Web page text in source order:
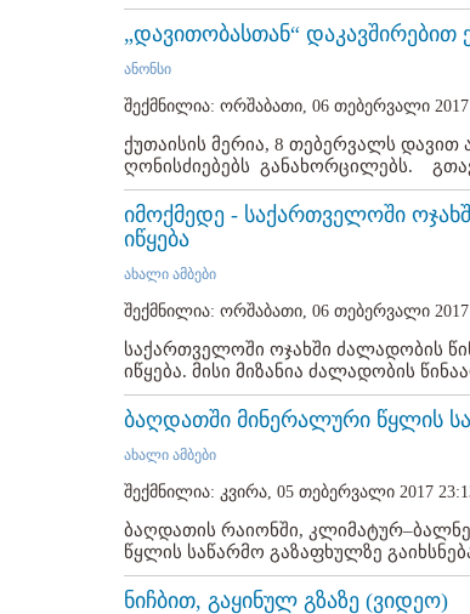
„დავითობასთან“ დაკავშირებით
ანონსი
შექმნილია: ორშაბათი, 06 თებერვალი 2017
ქუთაისის მერია, 8 თებერვალს დავით
ღონისძიებებს განახორცილებს.
იმოქმედე - საქართველოში
იწყება
ახალი ამბები
შექმნილია: ორშაბათი, 06 თებერვალი 2017
საქართველოში ოჯახში ძალადობის
იწყება. მისი მიზანია ძალადობის
ბაღდათში მინერალური წყლის
ახალი ამბები
შექმნილია: კვირა, 05 თებერვალი 2017
ბაღდათის რაიონში,
წყლის საწარმო გაზაფხულზე
ნიჩბით, გაყინულ გზაზე (ვიდეო)